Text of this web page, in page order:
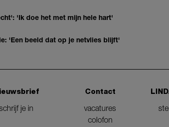
'Ik doe het met mijn hele hart'
'Een beeld dat op je netvlies blijft'
je in
Contact
vacatures
colofon